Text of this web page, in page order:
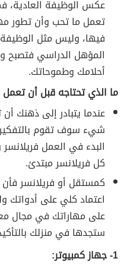
عكس الوظيفة العادية،
تعمل ما تحب وأن تطور
فيها، وليس مثل
المؤهل الدراسي فتصبح
أحلامك وطموحاتك.
ما الذي تحتاجه قبل أن تعمل
عندما يتبادر إلى ذهنك
شيء سوف تقوم
البدء في العمل
كل فريلانسر مبتدئ.
كمستقل أو فريلانسر
اعتماد كلي على أدواتك
على مهاراتك في مجال
ستجدها في منزلك
1- جهاز كمبيوتر: